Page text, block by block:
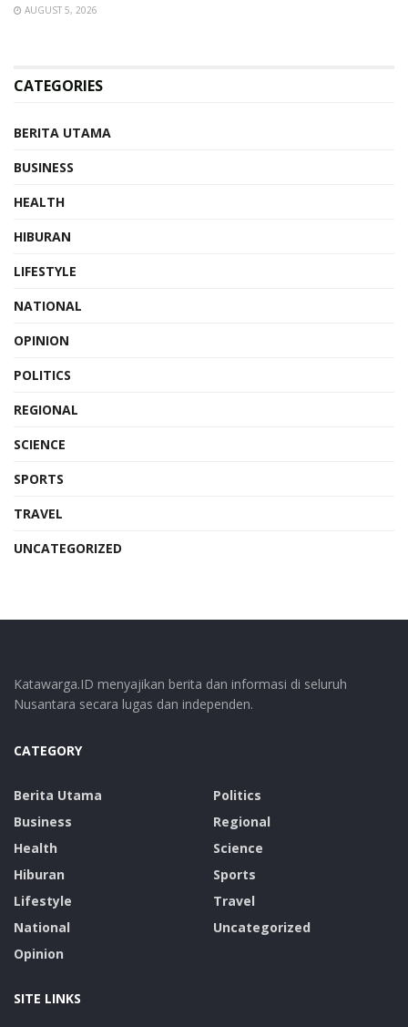
AUGUST 5, 2026
CATEGORIES
BERITA UTAMA
BUSINESS
HEALTH
HIBURAN
LIFESTYLE
NATIONAL
OPINION
POLITICS
REGIONAL
SCIENCE
SPORTS
TRAVEL
UNCATEGORIZED
Katawarga.ID menyajikan berita dan informasi di seluruh
Nusantara secara lugas dan independen.
CATEGORY
Berita Utama
Business
Health
Hiburan
Lifestyle
National
Opinion
Politics
Regional
Science
Sports
Travel
Uncategorized
SITE LINKS